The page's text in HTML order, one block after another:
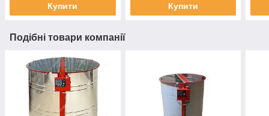
Купити Купити
Подібні товари компанії